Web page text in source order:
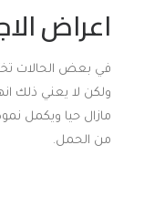
اعراض
في بعض الحالات
ولكن لا يعني ذلك
مازال حيا ويكمل
من الحمل.